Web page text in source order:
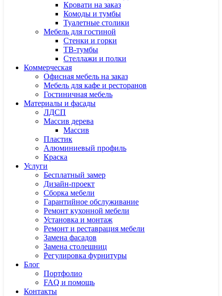
Кровати на заказ
Комоды и тумбы
Туалетные столики
Мебель для гостиной
Стенки и горки
ТВ-тумбы
Стеллажи и полки
Коммерческая
Офисная мебель на заказ
Мебель для кафе и ресторанов
Гостиничная мебель
Материалы и фасады
ЛДСП
Массив дерева
Массив
Пластик
Алюминиевый профиль
Краска
Услуги
Бесплатный замер
Дизайн-проект
Сборка мебели
Гарантийное обслуживание
Ремонт кухонной мебели
Установка и монтаж
Ремонт и реставрация мебели
Замена фасадов
Замена столешниц
Регулировка фурнитуры
Блог
Портфолио
FAQ и помощь
Контакты